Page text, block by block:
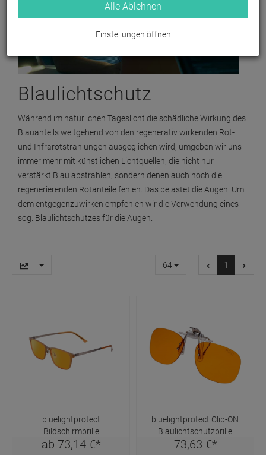
Blaulichtschutz
Während im natürlichen Tageslicht die schädliche Wirkung des
Blauanteils weitgehend von den regenerativ wirkenden Rot-
und Infrarotstrahlungen ausgeglichen wird, umgeben wir uns
immer mehr mit künstlichen Lichtquellen, die nicht nur
verstärkt Blau abstrahlen, sondern denen auch noch die
regenerierenden Rotanteile fehlen. Das belastet die Augen. Um
dem entgegenzuwirken empfehlen wir die Verwendung eines
sog. Blaulichtschutzes für die Augen.
64 1
bluelightprotect
Bildschirmbrille
ab 73,14 €*
bluelightprotect Clip-ON
Blaulichtschutzbrille
73,63 €*
Alle Ablehnen
Einstellungen öffnen